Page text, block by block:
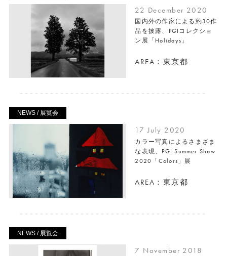
22 December 2020
国内外の作家による約30作
品を披露、PGIコレクショ
ン展「Holidays」
AREA：東京都
NEWS / 展覧会
17 July 2020
カラー写真によるさまざま
な表現、PGI Summer Show
2020「Colors」展
AREA：東京都
NEWS / 展覧会
7 November 2018